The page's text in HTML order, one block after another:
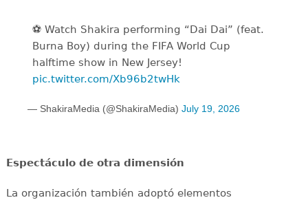
⚽️️ Watch Shakira performing “Dai Dai” (feat.
Burna Boy) during the FIFA World Cup
halftime show in New Jersey!
pic.twitter.com/Xb96b2twHk
— ShakiraMedia (@ShakiraMedia) July 19, 2026
Espectáculo de otra dimensión
La organización también adoptó elementos